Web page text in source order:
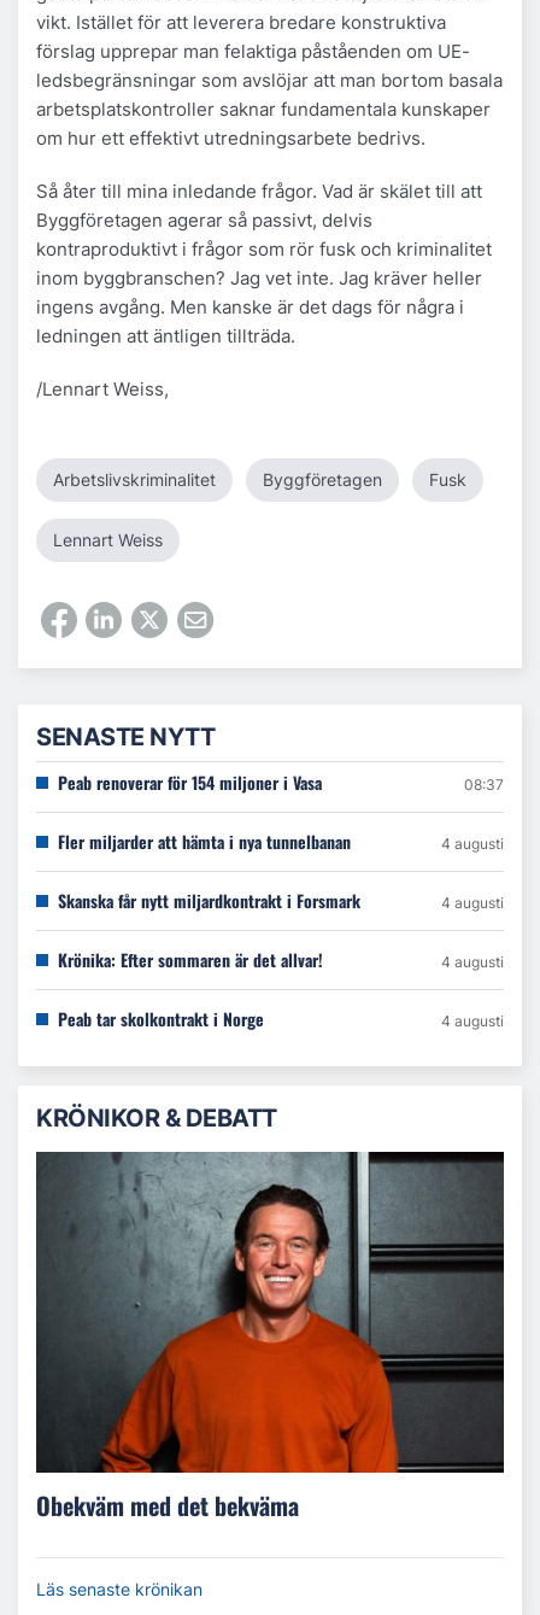
vikt. Istället för att leverera bredare konstruktiva
förslag upprepar man felaktiga påståenden om UE-
ledsbegränsningar som avslöjar att man bortom basala
arbetsplatskontroller saknar fundamentala kunskaper
om hur ett effektivt utredningsarbete bedrivs.
Så åter till mina inledande frågor. Vad är skälet till att
Byggföretagen agerar så passivt, delvis
kontraproduktivt i frågor som rör fusk och kriminalitet
inom byggbranschen? Jag vet inte. Jag kräver heller
ingens avgång. Men kanske är det dags för några i
ledningen att äntligen tillträda.
/Lennart Weiss,
Arbetslivskriminalitet Byggföretagen Fusk
Lennart Weiss
SENASTE NYTT
Peab renoverar för 154 miljoner i Vasa 08:37
Fler miljarder att hämta i nya tunnelbanan 4 augusti
Skanska får nytt miljardkontrakt i Forsmark 4 augusti
Krönika: Efter sommaren är det allvar! 4 augusti
Peab tar skolkontrakt i Norge 4 augusti
KRÖNIKOR & DEBATT
Obekväm med det bekväma
Läs senaste krönikan